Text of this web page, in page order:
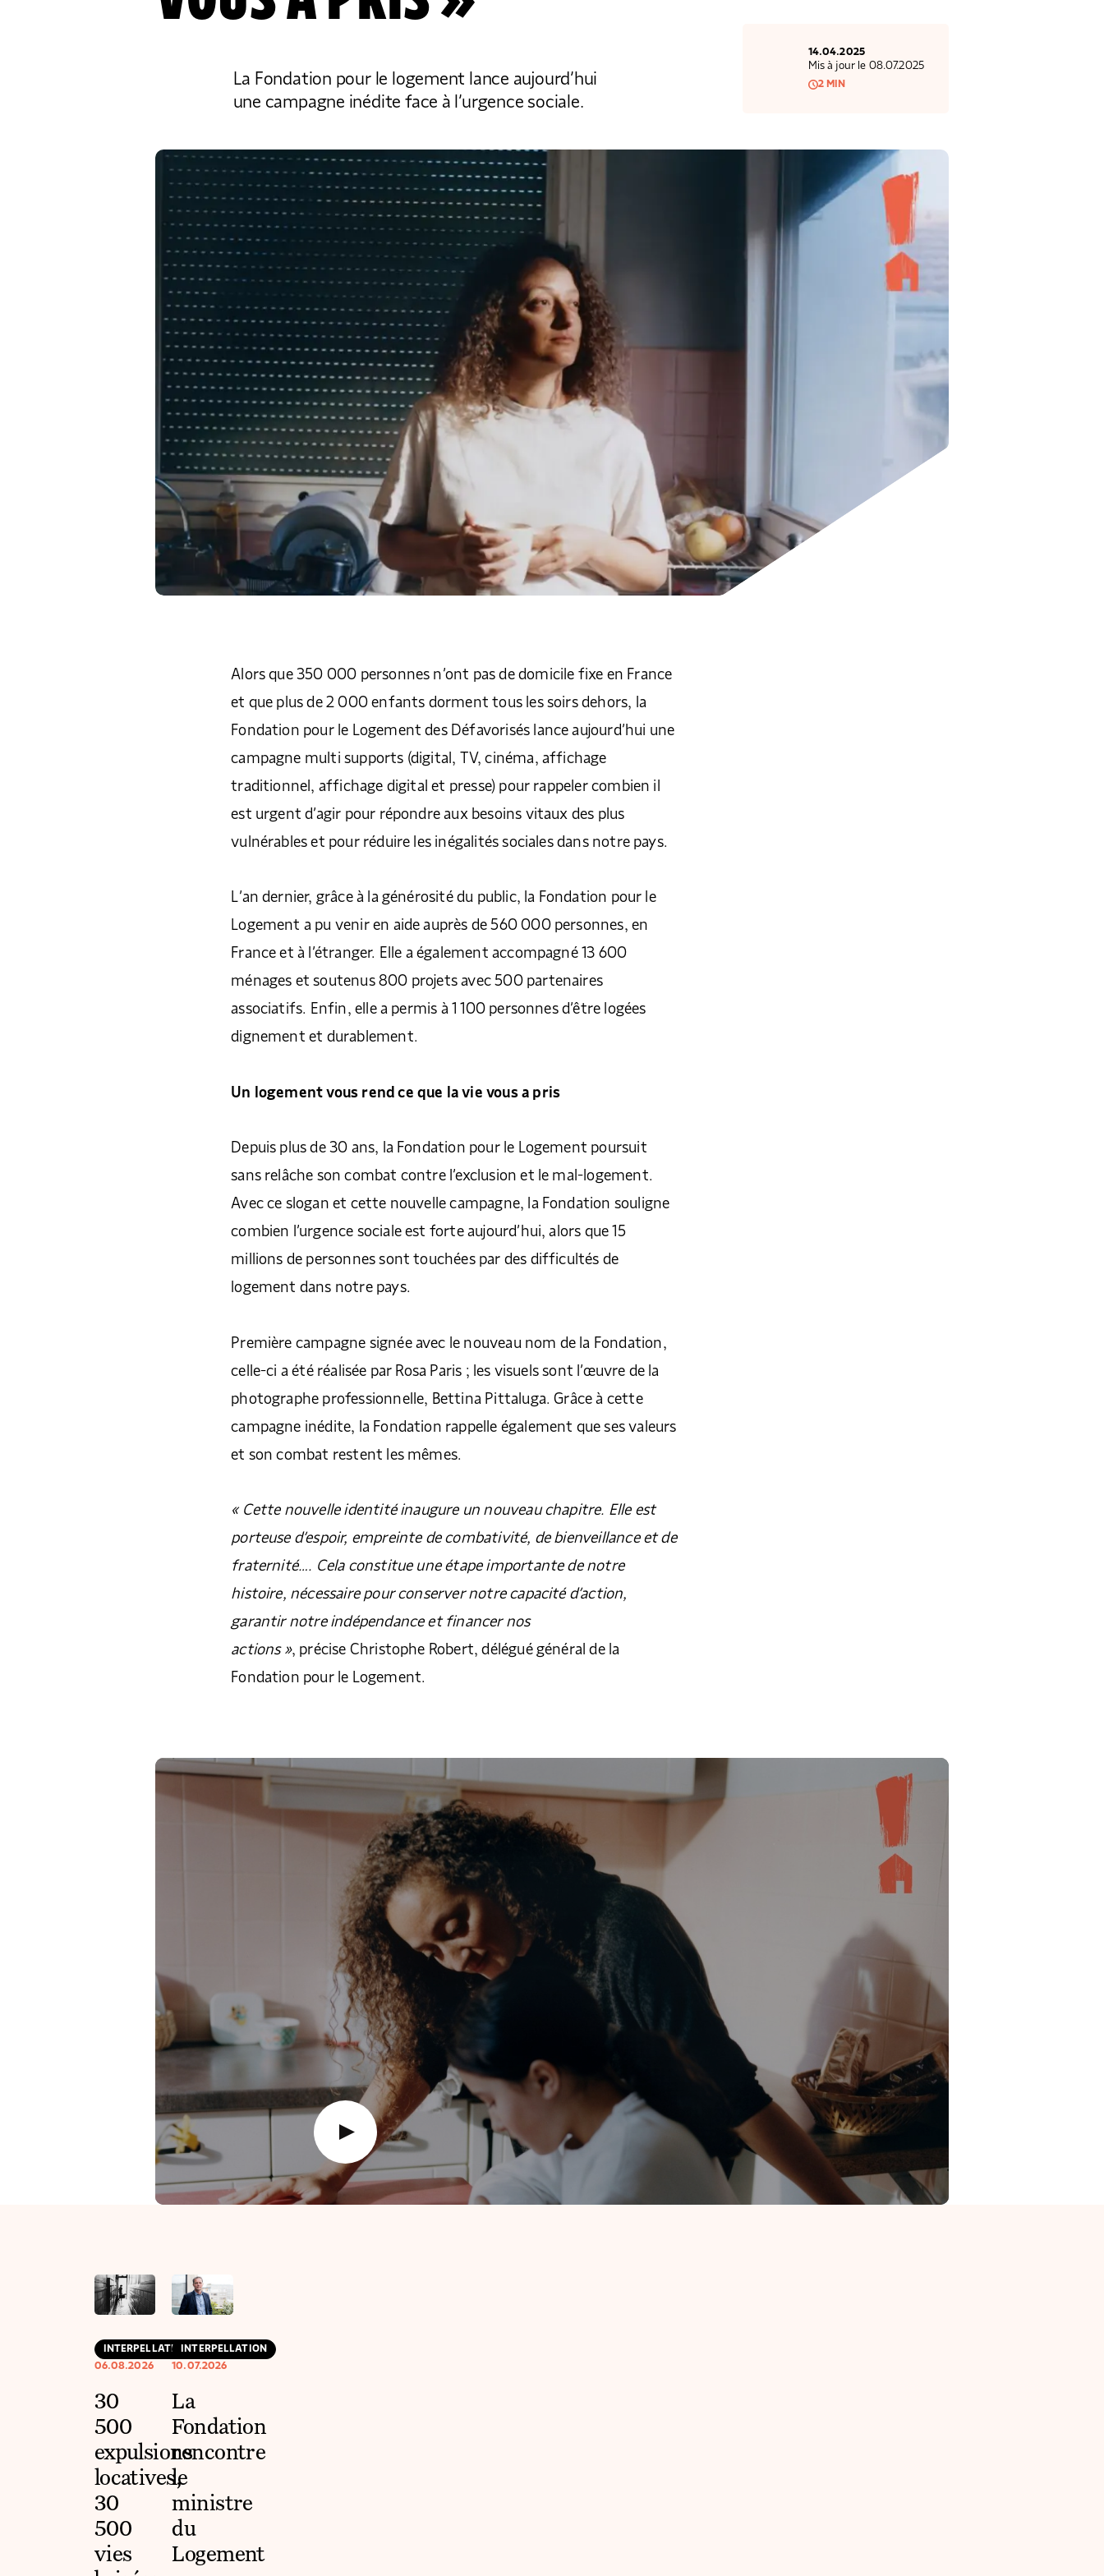
La Fondation pour le logement lance aujourd’hui
une campagne inédite face à l’urgence sociale.
14.04.2025
Mis à jour le 08.07.2025
2 MIN
Alors que 350 000 personnes n’ont pas de domicile fixe en France
et que plus de 2 000 enfants dorment tous les soirs dehors, la
Fondation pour le Logement des Défavorisés lance aujourd’hui une
campagne multi supports (digital, TV, cinéma, affichage
traditionnel, affichage digital et presse) pour rappeler combien il
est urgent d’agir pour répondre aux besoins vitaux des plus
vulnérables et pour réduire les inégalités sociales dans notre pays.
L’an dernier, grâce à la générosité du public, la Fondation pour le
Logement a pu venir en aide auprès de 560 000 personnes, en
France et à l’étranger. Elle a également accompagné 13 600
ménages et soutenus 800 projets avec 500 partenaires
associatifs. Enfin, elle a permis à 1 100 personnes d’être logées
dignement et durablement.
Un logement vous rend ce que la vie vous a pris
Depuis plus de 30 ans, la Fondation pour le Logement poursuit
sans relâche son combat contre l’exclusion et le mal-logement.
Avec ce slogan et cette nouvelle campagne, la Fondation souligne
combien l’urgence sociale est forte aujourd’hui, alors que 15
millions de personnes sont touchées par des difficultés de
logement dans notre pays.
Première campagne signée avec le nouveau nom de la Fondation,
celle-ci a été réalisée par Rosa Paris ; les visuels sont l’œuvre de la
photographe professionnelle, Bettina Pittaluga. Grâce à cette
campagne inédite, la Fondation rappelle également que ses valeurs
et son combat restent les mêmes.
« Cette nouvelle identité inaugure un nouveau chapitre. Elle est
porteuse d’espoir, empreinte de combativité, de bienveillance et de
fraternité…. Cela constitue une étape importante de notre
histoire, nécessaire pour conserver notre capacité d’action,
garantir notre indépendance et financer nos
actions », précise Christophe Robert, délégué général de la
Fondation pour le Logement.
INTERPELLATION
06.08.2026
30
500
expulsions
locatives,
30
500
vies
INTERPELLATION
10.07.2026
La
Fondation
rencontre
le
ministre
du
Logement